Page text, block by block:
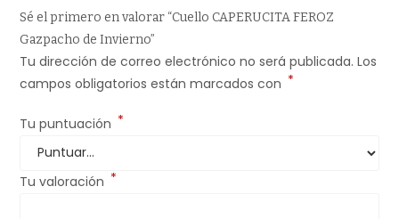
Sé el primero en valorar “Cuello CAPERUCITA FEROZ
Gazpacho de Invierno”
Tu dirección de correo electrónico no será publicada. Los
campos obligatorios están marcados con *
Tu puntuación *
Tu valoración *